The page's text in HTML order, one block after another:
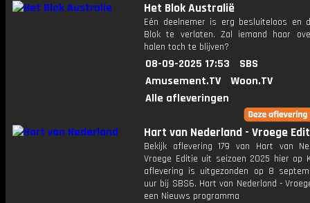
Het Blok Australië
Eén deelnemer is erg besluiteloos en
Blok te verlaten. Zal iemand haar
halen toch te blijven?
08-09-2025 17:53
SBS
Amusement.TV
Woon.TV
Alle afleveringen
Hart van Nederland - Vroege
Bekijk aflevering 179 van Hart van
Vroege Editie uit seizoen 2025 hier op
aflevering is uitgezonden op 8
uur bij SBS6. Hart van Nederland -
een Nieuws programma